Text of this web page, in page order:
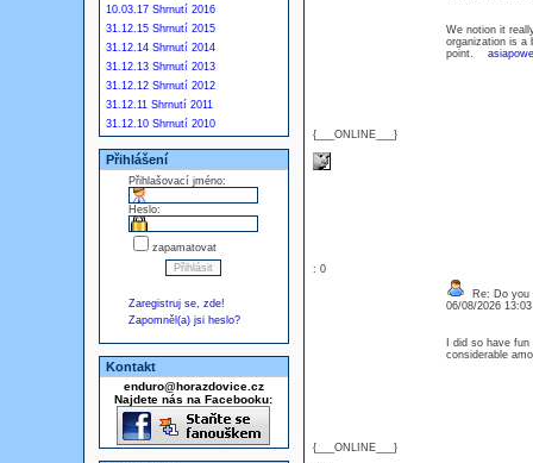
10.03.17 Shrnutí 2016
31.12.15 Shrnutí 2015
31.12.14 Shrnutí 2014
31.12.13 Shrnutí 2013
31.12.12 Shrnutí 2012
31.12.11 Shrnutí 2011
31.12.10 Shrnutí 2010
Přihlášení
Přihlašovací jméno:
Heslo:
zapamatovat
Zaregistruj se, zde!
Zapomněl(a) jsi heslo?
Kontakt
enduro@horazdovice.cz
Najdete nás na Facebooku:
{___ONLINE___}
We notion it
organization is a
point.
: 0
{___ONLINE___}
Re: Do you
06/08/2026
I did so have
considerable